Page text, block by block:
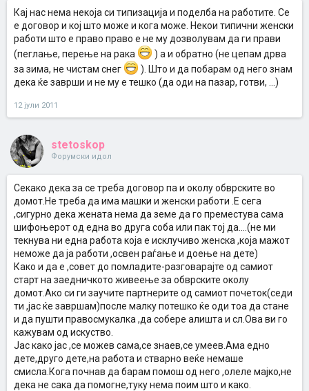
Кај нас нема некоја си типизација и поделба на работите. Се
е договор и кој што може и кога може. Некои типични женски
работи што е право право е не му дозволувам да ги прави
(пеглање, перење на рака
) а и обратно (не цепам дрва
за зима, не чистам снег
). Што и да побарам од него знам
дека ќе заврши и не му е тешко (да оди на пазар, готви, ...)
12 јули 2011
stetoskop
Форумски идол
Секако дека за се треба договор па и околу обврските во
домот.Не треба да има машки и женски работи .Е сега
,сигурно дека жената нема да земе да го преместува сама
шифоњерот од една во друга соба или пак тој да....(не ми
текнува ни една работа која е исклучиво женска ,која мажот
неможе да ја работи ,освен раѓање и доење на дете)
Како и да е ,совет до помладите-разговарајте од самиот
старт на заедничкото живеење за обврските околу
домот.Ако си ги заучите партнерите од самиот почеток(седи
ти ,јас ќе завршам)после малку потешко ќе оди тоа да стане
и да пушти правосмукалка ,да собере алишта и сл.Ова ви го
кажувам од искуство.
Јас како јас ,се можев сама,се знаев,се умеев.Ама едно
дете,друго дете,на работа и стварно веќе немаше
смисла.Кога почнав да барам помош од него ,олеле мајко,не
дека не сака да помогне,туку нема поим што и како.